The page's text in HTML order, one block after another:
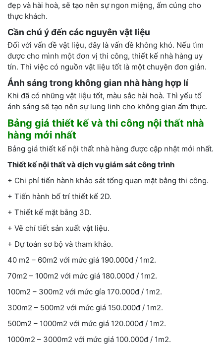
đẹp và hài hoà, sẽ tạo nên sự ngon miệng, ấm cúng cho
thực khách.
Cần chú ý đến các nguyên vật liệu
Đối với vấn đề vật liệu, đây là vấn đề không khó. Nếu tìm
được cho mình một đơn vị thi công, thiết kế nhà hàng uy
tín. Thì việc có nguồn vật liệu tốt là một chuyện đơn giản.
Ánh sáng trong không gian nhà hàng hợp lí
Khi đã có những vật liệu tốt, màu sắc hài hoà. Thì yếu tố
ánh sáng sẽ tạo nên sự lung linh cho không gian ẩm thực.
Bảng giá thiết kế và thi công nội thất nhà
hàng mới nhất
Bảng giá thiết kế nội thất nhà hàng được cập nhật mới nhất.
Thiết kế nội thất và dịch vụ giám sát công trình
+ Chi phí tiến hành khảo sát tổng quan mặt bằng thi công.
+ Tiến hành bố trí thiết kế 2D.
+ Thiết kế mặt bằng 3D.
+ Vẽ chí tiết sản xuất vật liệu.
+ Dự toán sơ bộ và tham khảo.
40 m2 – 60m2 với mức giá 190.000đ / 1m2.
70m2 – 100m2 với mức giá 180.000đ / 1m2.
100m2 – 300m2 với mức gía 170.000đ / 1m2.
300m2 – 500m2 với mức giá 150.000đ / 1m2.
500m2 – 1000m2 với mức giá 120.000đ / 1m2.
1000m2 – 3000m2 với mức giá 100.000đ / 1m2.